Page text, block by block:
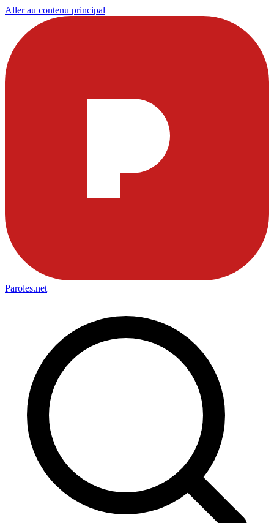
Aller au contenu principal
Paroles.net